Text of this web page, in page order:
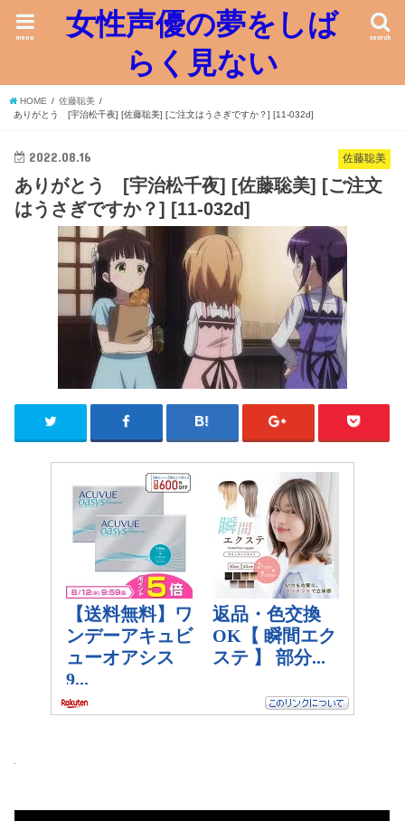
女性声優の夢をしば
らく見ない
search
menu
HOME
佐藤聡美
ありがとう [宇治松千夜] [佐藤聡美] [ご注文はうさぎですか？] [11-032d]
佐藤聡美
2022.08.16
ありがとう [宇治松千夜] [佐藤聡美] [ご注文
はうさぎですか？] [11-032d]